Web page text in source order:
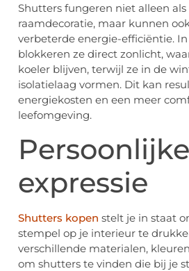
Shutters fungeren niet alleen
raamdecoratie, maar kunnen
verbeterde energie-efficiëntie.
blokkeren ze direct zonlicht,
koeler blijven, terwijl ze in de
isolatielaag vormen. Dit kan
energiekosten en een meer
leefomgeving.
Persoonlijke
expressie
Shutters kopen stelt je in staat
stempel op je interieur te
verschillende materialen,
om shutters te vinden die bij je